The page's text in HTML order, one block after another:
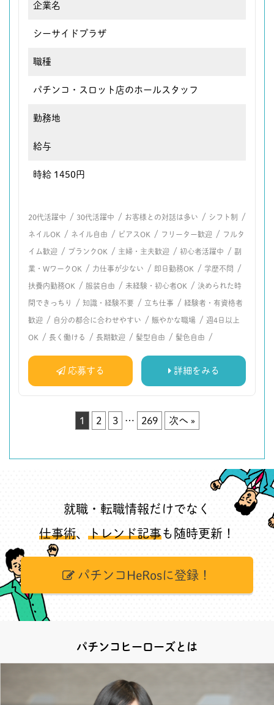
企業名
シーサイドプラザ
職種
パチンコ・スロット店のホールスタッフ
勤務地
給与
時給 1450円
20代活躍中 / 30代活躍中 / お客様との対話は多い / シフト制 /
ネイルOK / ネイル自由 / ピアスOK / フリーター歓迎 / フルタ
イム歓迎 / ブランクOK / 主婦・主夫歓迎 / 初心者活躍中 / 副
業・WワークOK / 力仕事が少ない / 即日勤務OK / 学歴不問 /
扶養内勤務OK / 服装自由 / 未経験・初心者OK / 決められた時
間できっちり / 知識・経験不要 / 立ち仕事 / 経験者・有資格者
歓迎 / 自分の都合に合わせやすい / 賑やかな職場 / 週4日以上
OK / 長く働ける / 長期歓迎 / 髪型自由 / 髪色自由 /
応募する 詳細をみる
1 2 3 … 269 次へ »
就職・転職情報だけでなく
仕事術、 トレンド記事も随時更新！
パチンコHeRosに登録！
パチンコヒーローズとは